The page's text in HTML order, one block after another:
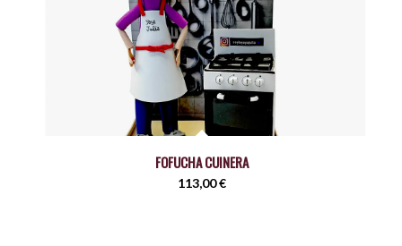
FOFUCHA CUINERA
113,00€